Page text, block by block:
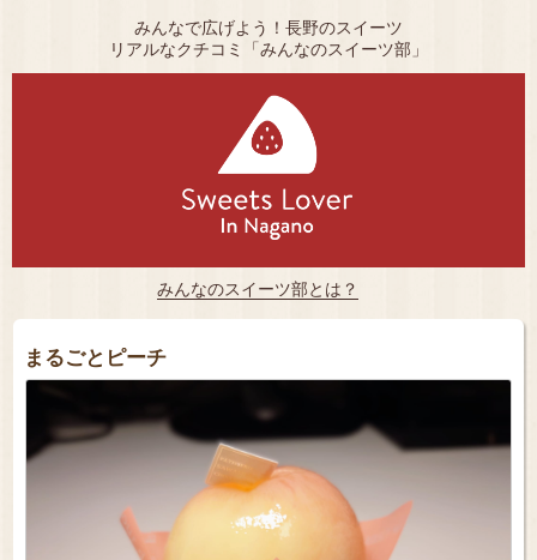
みんなで広げよう！長野のスイーツ
リアルなクチコミ「みんなのスイーツ部」
みんなのスイーツ部とは？
まるごとピーチ